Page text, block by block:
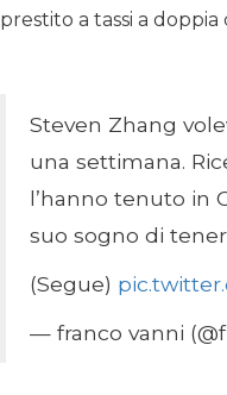
prestito a tassi a
Steven Zhang
una settimana.
l’hanno tenuto in
suo sogno di
(Segue)
— franco vanni